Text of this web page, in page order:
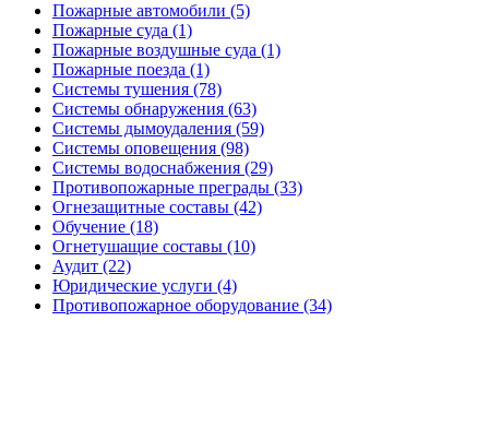
Пожарные автомобили (5)
Пожарные суда (1)
Пожарные воздушные суда (1)
Пожарные поезда (1)
Системы тушения (78)
Системы обнаружения (63)
Системы дымоудаления (59)
Системы оповещения (98)
Системы водоснабжения (29)
Противопожарные преграды (33)
Огнезащитные составы (42)
Обучение (18)
Огнетушащие составы (10)
Аудит (22)
Юридические услуги (4)
Противопожарное оборудование (34)